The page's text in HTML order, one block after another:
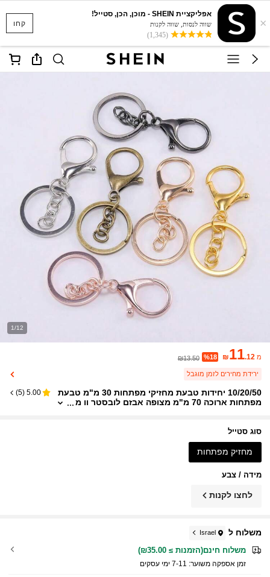
קחו ×
אפליקציית SHEIN - מוכן, הכן, סטייל!
שווה לנסות, שווה לקנות
(1,345)
1/12
מ ₪11.12
%18
₪13.50
ירידת מחירים לזמן מוגבל
10/20/50 יחידות טבעת מחזיקי מפתחות 30 מ"מ טבעת
מפתחות ארוכה 70 מ"מ מצופה אבזם לובסטר וו מ
5.00
(
5
)
סוג סטייל
מחזיק מפתחות
מידה / צבע
לחצו לקנות
משלוח ל Israel
משלוח חינם(הזמנות ≥ ₪35.00)
זמן אספקה ​​משוער: 7-11 ימי עסקים